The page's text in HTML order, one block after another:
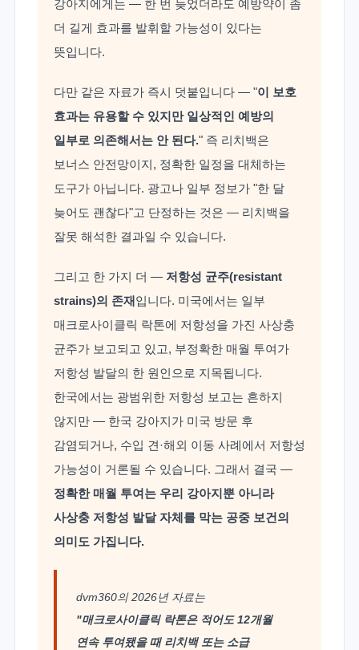
강아지에게는 — 한 번 늦었더라도 예방약이 좀
더 길게 효과를 발휘할 가능성이 있다는
뜻입니다.
다만 같은 자료가 즉시 덧붙입니다 — "이 보호
효과는 유용할 수 있지만 일상적인 예방의
일부로 의존해서는 안 된다." 즉 리치백은
보너스 안전망이지, 정확한 일정을 대체하는
도구가 아닙니다. 광고나 일부 정보가 "한 달
늦어도 괜찮다"고 단정하는 것은 — 리치백을
잘못 해석한 결과일 수 있습니다.
그리고 한 가지 더 — 저항성 균주(resistant
strains)의 존재입니다. 미국에서는 일부
매크로사이클릭 락톤에 저항성을 가진 사상충
균주가 보고되고 있고, 부정확한 매월 투여가
저항성 발달의 한 원인으로 지목됩니다.
한국에서는 광범위한 저항성 보고는 흔하지
않지만 — 한국 강아지가 미국 방문 후
감염되거나, 수입 견·해외 이동 사례에서 저항성
가능성이 거론될 수 있습니다. 그래서 결국 —
정확한 매월 투여는 우리 강아지뿐 아니라
사상충 저항성 발달 자체를 막는 공중 보건의
의미도 가집니다.
dvm360의 2026년 자료는
"매크로사이클릭 락톤은 적어도 12개월
연속 투여됐을 때 리치백 또는 소급